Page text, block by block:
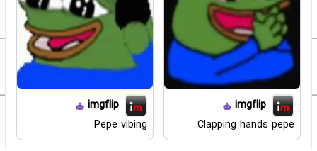
imgflip
Clapping hands pepe
imgflip
Pepe vibing